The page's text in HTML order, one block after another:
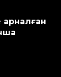
арналған